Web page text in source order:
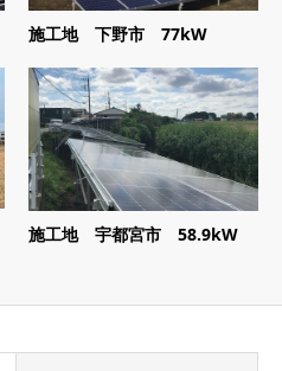
施工地 下野市 77kW
施工地 宇都宮市 58.9kW